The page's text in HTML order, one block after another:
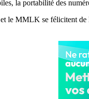
la portabilité des
le MMLK se félicitent